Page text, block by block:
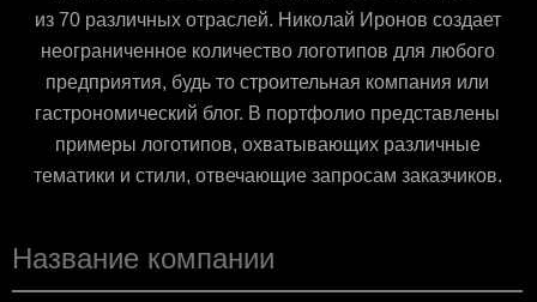
из 70 различных отраслей. Николай Иронов создает
неограниченное количество логотипов для любого
предприятия, будь то строительная компания или
гастрономический блог. В портфолио представлены
примеры логотипов, охватывающих различные
тематики и стили, отвечающие запросам заказчиков.